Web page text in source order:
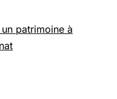
patrimoine à